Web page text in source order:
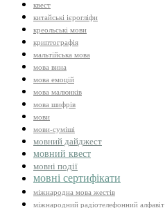
квест
китайські ієрогліфи
креольські мови
криптографія
мальтійська мова
мова вина
мова емоцій
мова малюнків
мова шифрів
мови
мови-суміші
мовний дайджест
мовний квест
мовні події
мовні сертифікати
міжнародна мова жестів
міжнародний радіотелефонний алфавіт